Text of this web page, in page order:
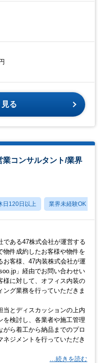
る
業コンサルタント/業界
日120日以上 業界未経験OK
である47株式会社が運営する
物件成約したお客様や物件を
お客様、47内装株式会社が運
」経由でお問い合わせい
様に対して、オフィス内装の
ング業務を行っていただきま
当とディスカッションの上内
を検討し、各業者や施工管理
がら着工から納品までのプロ
ネジメントを行っていただき
…続きを読む